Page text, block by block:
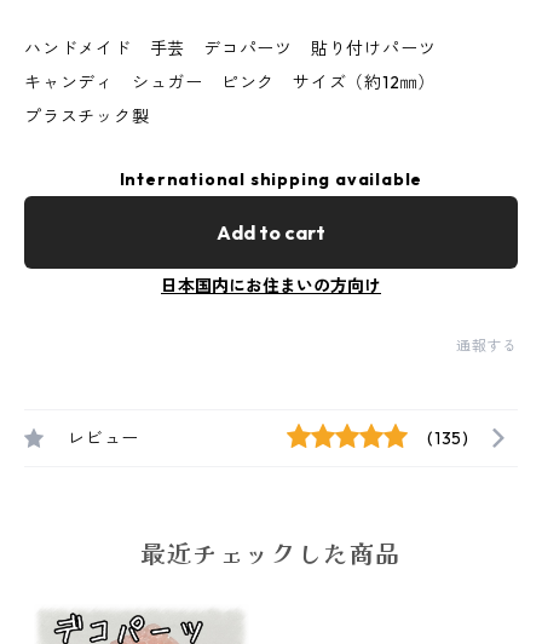
ハンドメイド 手芸 デコパーツ 貼り付けパーツ
キャンディ シュガー ピンク サイズ（約12㎜）
プラスチック製
International shipping available
Add to cart
日本国内にお住まいの方向け
通報する
レビュー (135)
最近チェックした商品